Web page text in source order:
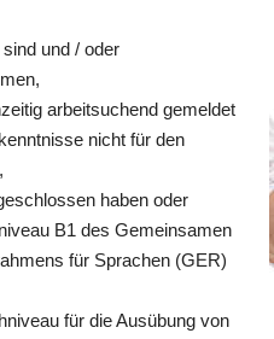
und / oder
arbeitsuchend gemeldet
nicht für den
haben oder
B1 des Gemeinsamen
für Sprachen (GER)
für die Ausübung von